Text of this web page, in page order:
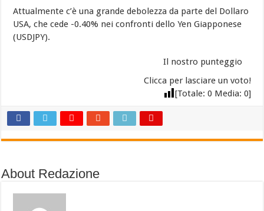
Attualmente c’è una grande debolezza da parte del Dollaro
USA, che cede -0.40% nei confronti dello Yen Giapponese
(USDJPY).
Il nostro punteggio
Clicca per lasciare un voto!
[Totale: 0 Media: 0]
About Redazione